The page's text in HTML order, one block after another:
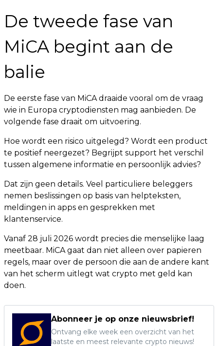
De tweede fase van
MiCA begint aan de
balie
De eerste fase van MiCA draaide vooral om de vraag
wie in Europa cryptodiensten mag aanbieden. De
volgende fase draait om uitvoering.
Hoe wordt een risico uitgelegd? Wordt een product
te positief neergezet? Begrijpt support het verschil
tussen algemene informatie en persoonlijk advies?
Dat zijn geen details. Veel particuliere beleggers
nemen beslissingen op basis van helpteksten,
meldingen in apps en gesprekken met
klantenservice.
Vanaf 28 juli 2026 wordt precies die menselijke laag
meetbaar. MiCA gaat dan niet alleen over papieren
regels, maar over de persoon die aan de andere kant
van het scherm uitlegt wat crypto met geld kan
doen.
Abonneer je op onze nieuwsbrief!
Ontvang elke week een overzicht van het
laatste en meest relevante crypto nieuws!